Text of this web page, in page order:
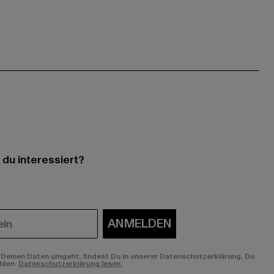
interessiert?
ANMELDEN
Daten umgeht, findest Du in unserer Datenschutzerklärung. Du
Datenschutzerklärung lesen.